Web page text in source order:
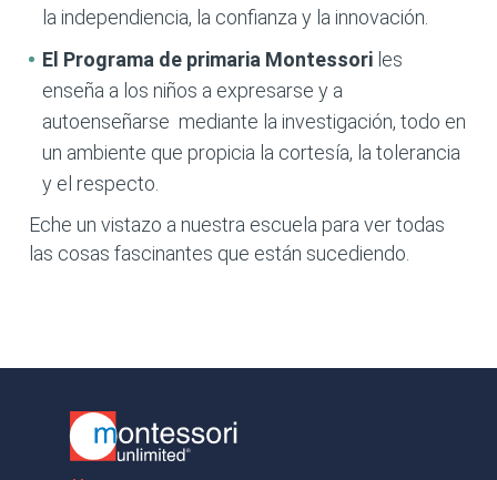
la independiencia, la confianza y la innovación.
El Programa de primaria Montessori les
enseña a los niños a expresarse y a
autoenseñarse mediante la investigación, todo en
un ambiente que propicia la cortesía, la tolerancia
y el respecto.
Eche un vistazo a nuestra escuela para ver todas
las cosas fascinantes que están sucediendo.